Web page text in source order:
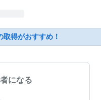
得がおすすめ！
になる